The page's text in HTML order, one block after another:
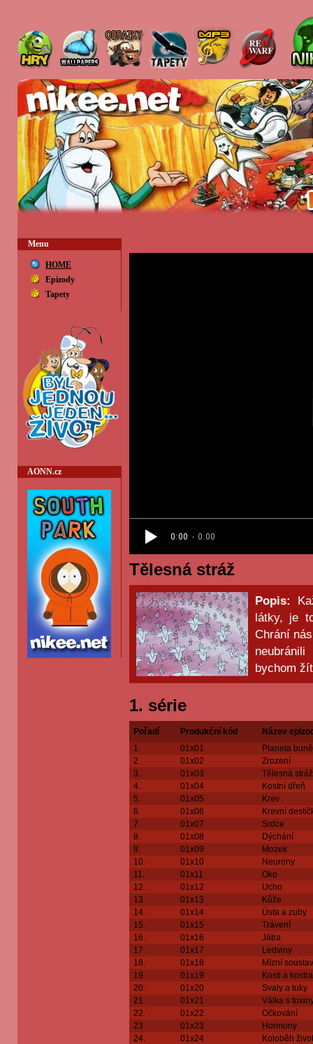
Menu
HOME
Epizody
Tapety
AONN.cz
Tělesná stráž
Popis:
látky, je
Chrání
bychom
1. série
Pořadí Produkční kód
Název
1.
01x01
Planeta
2.
01x02
Zrození
3.
01x03
Tělesná stráž
4.
01x04
Kostní dřeň
5.
01x05
Krev
6.
01x06
Krevní
7.
01x07
Srdce
8.
01x08
Dýchání
9.
01x09
Mozek
10.
01x10
Neurony
11.
01x11
Oko
12.
01x12
Ucho
13.
01x13
Kůže
14.
01x14
Ústa a zuby
15.
01x15
Trávení
16.
01x16
Játra
17.
01x17
Ledviny
18.
01x18
Mízní
19.
01x19
Kosti a kostra
20.
01x20
Svaly a tuky
21.
01x21
Válka s
22.
01x22
Očkování
23.
01x23
Hormony
24.
01x24
Koloběh